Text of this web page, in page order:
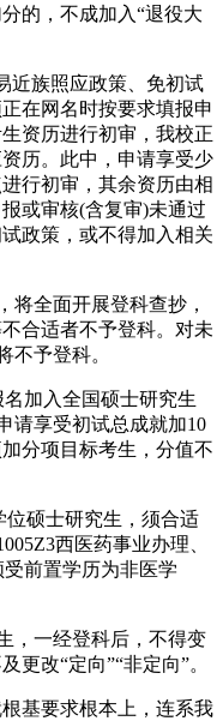
的，不成加入“退役大
族照应政策、免初试
在网名时按要求填报申
资历进行初审，我校正
历。此中，申请享受少
行初审，其余资历由相
或审核(含复审)未通过
政策，或不得加入相关
全面开展登科查抄，
合适者不予登科。对未
不予登科。
加入全国硕士研究生
请享受初试总成就加10
分项目标考生，分值不
硕士研究生，须合适
西医药事业办理、
前置学历为非医学
一经登科后，不得变
更改“定向”“非定向”。
基要求根本上，连系我